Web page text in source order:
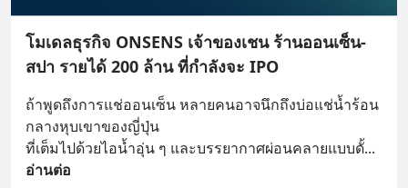
โมเดลธุรกิจ ONSENS เจ้าของเชน ร้านออนเซ็น-
สปา รายได้ 200 ล้าน ที่กำลังจะ IPO
​​ถ้าพูดถึงการแช่ออนเซ็น หลายคนอาจนึกถึงบ่อแช่น้ำร้อน
กลางหุบเขาของญี่ปุ่น
ที่เต็มไปด้วยไอน้ำอุ่น ๆ และบรรยากาศผ่อนคลายแบบดั้
อ่านต่อ